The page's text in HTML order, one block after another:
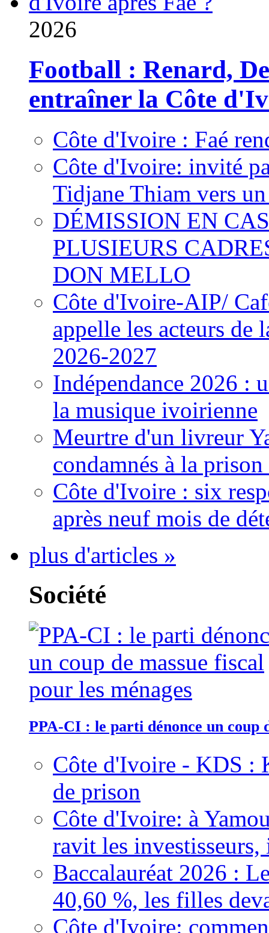
2026
Football : Renard,
entraîner la Côte
Côte d'Ivoire : Faé
Côte d'Ivoire: invité
Tidjane Thiam vers
DÉMISSION EN
PLUSIEURS
DON MELLO
Côte d'Ivoire-AIP/
appelle les acteurs de
2026-2027
Indépendance 2026 :
la musique ivoirienne
Meurtre d'un livreur
condamnés à la
Côte d'Ivoire : six
après neuf mois de
plus d'articles »
Société
PPA-CI : le parti dénonce un coup
Côte d'Ivoire - KDS :
de prison
Côte d'Ivoire: à
ravit les
Baccalauréat 2026 :
40,60 %, les filles
Côte d'Ivoire: